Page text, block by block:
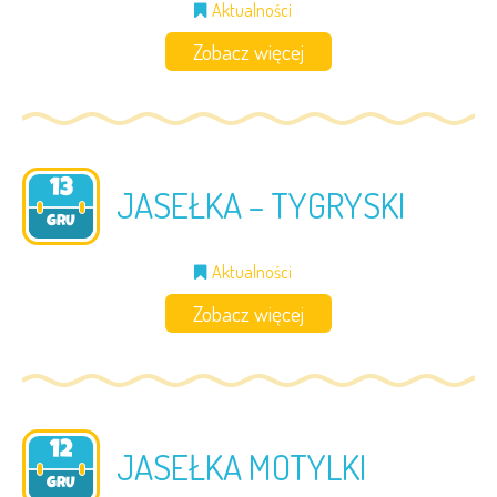
Aktualności
Zobacz więcej
13
GRU
2024 JASEŁKA – TYGRYSKI
Aktualności
Zobacz więcej
12
GRU
2024 JASEŁKA MOTYLKI